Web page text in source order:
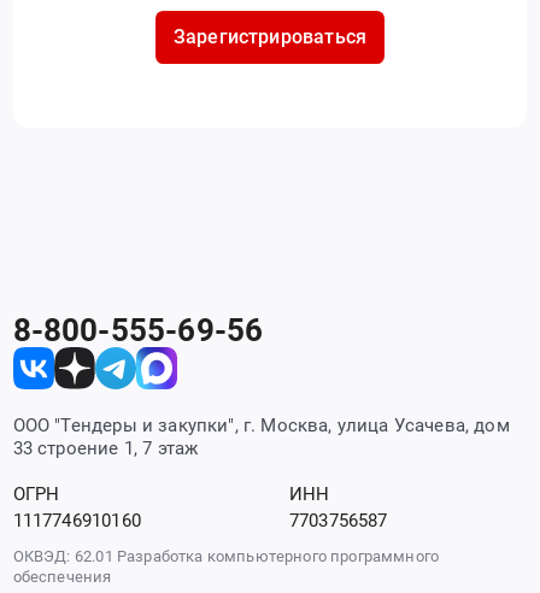
Зарегистрироваться
8-800-555-69-56
ООО "Тендеры и закупки", г. Москва, улица Усачева, дом
33 строение 1, 7 этаж
ОГРН
1117746910160
ИНН
7703756587
ОКВЭД: 62.01 Разработка компьютерного программного
обеспечения